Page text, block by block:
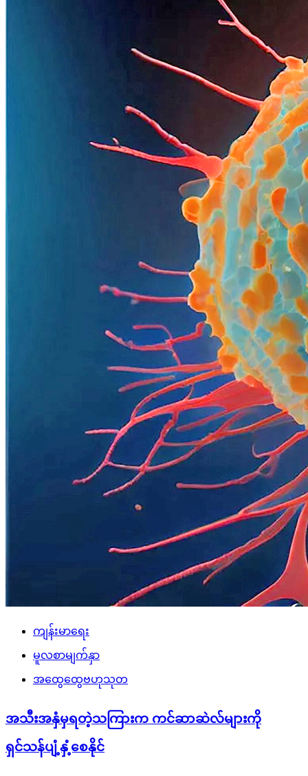
ကျန်းမာရေး
မူလစာမျက်နှာ
အထွေထွေဗဟုသုတ
အသီးအနှံမှရတဲ့သကြားက ကင်ဆာဆဲလ်များကို
ရှင်သန်ပျံ့နှံ့စေနိုင်